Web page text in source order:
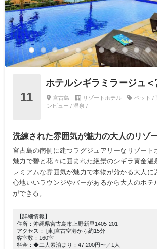
11
ホテルシギラミラージュ＜
宮古島 リゾートホテル
ペット /
ンビュー / 温泉 /
洗練された雰囲気が魅力の大人のリゾ
宮古島の南側に建つラグジュアリーなリゾート
魅力で碧と花々に囲まれた絶景のシギラ黄金温
レミアムな雰囲気が魅力で本物が分かる大人に
心地いいラウンジやバーがあるから大人のホテ
ができる。
【詳細情報】
住所：沖縄県宮古島市上野新里1405-201
アクセス： [車]宮古空港から約15分
客室数：160室
料金：◆二人素泊まり：47,200円〜／1人